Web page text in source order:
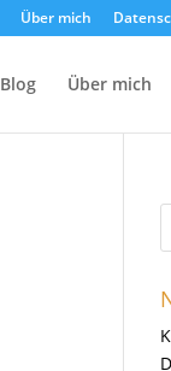
Über mich
Blog Über mich